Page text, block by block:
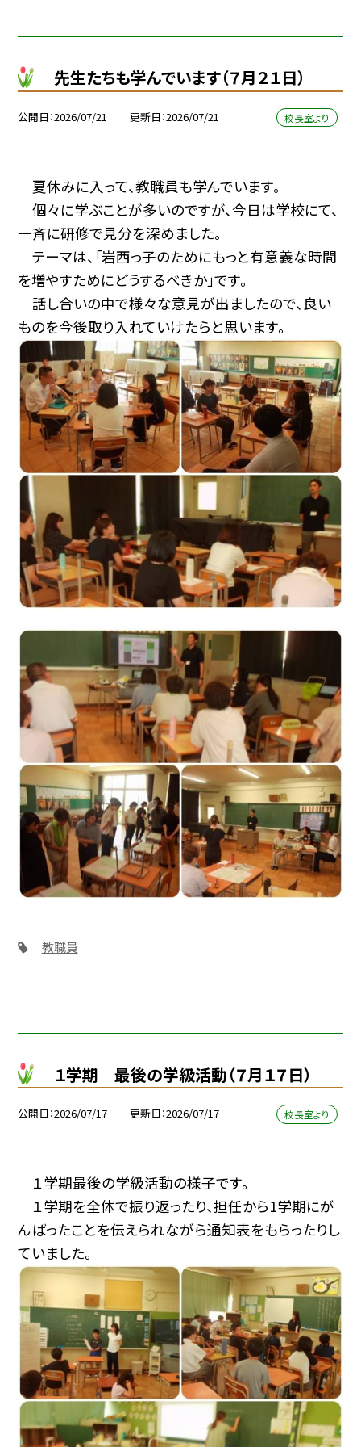
先生たちも学んでいます（７月２１日）
公開日 2026/07/21 更新日 2026/07/21 校長室より
夏休みに入って、教職員も学んでいます。
個々に学ぶことが多いのですが、今日は学校にて、
一斉に研修で見分を深めました。
テーマは、「岩西っ子のためにもっと有意義な時間
を増やすためにどうするべきか」です。
話し合いの中で様々な意見が出ましたので、良い
ものを今後取り入れていけたらと思います。
教職員
１学期 最後の学級活動（７月１７日）
公開日 2026/07/17 更新日 2026/07/17 校長室より
１学期最後の学級活動の様子です。
１学期を全体で振り返ったり、担任から1学期にが
んばったことを伝えられながら通知表をもらったりし
ていました。